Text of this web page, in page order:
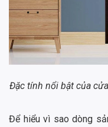
Đặc tính nổi bật của
Để hiểu vì sao dòng